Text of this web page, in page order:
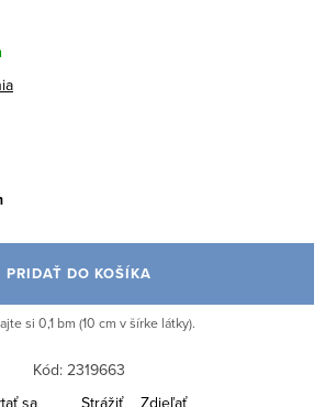
PRIDAŤ DO KOŠÍKA
si 0,1 bm (10 cm v šírke látky).
Kód: 2319663